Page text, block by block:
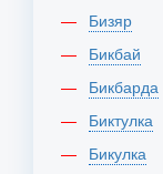
Бизяр
Бикбай
Бикбарда
Биктулка
Бикулка